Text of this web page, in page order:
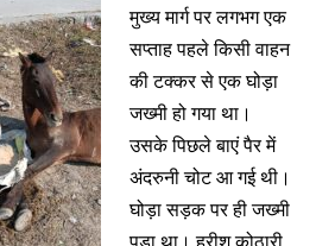
मुख्य मार्ग पर लगभग एक
सप्ताह पहले किसी वाहन
की टक्कर से एक घोड़ा
जख्मी हो गया था।
उसके पिछले बाएं पैर में
अंदरुनी चोट आ गई थी।
घोड़ा सड़क पर ही जख्मी